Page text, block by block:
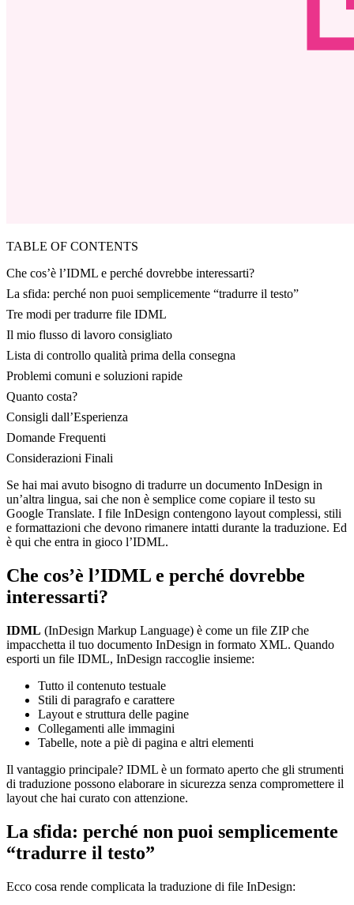
TABLE OF CONTENTS
Che cos’è l’IDML e perché dovrebbe interessarti?
La sfida: perché non puoi semplicemente “tradurre il testo”
Tre modi per tradurre file IDML
Il mio flusso di lavoro consigliato
Lista di controllo qualità prima della consegna
Problemi comuni e soluzioni rapide
Quanto costa?
Consigli dall’Esperienza
Domande Frequenti
Considerazioni Finali
Se hai mai avuto bisogno di tradurre un documento InDesign in
un’altra lingua, sai che non è semplice come copiare il testo su
Google Translate. I file InDesign contengono layout complessi, stili
e formattazioni che devono rimanere intatti durante la traduzione. Ed
è qui che entra in gioco l’IDML.
Che cos’è l’IDML e perché dovrebbe
interessarti?
IDML (InDesign Markup Language) è come un file ZIP che
impacchetta il tuo documento InDesign in formato XML. Quando
esporti un file IDML, InDesign raccoglie insieme:
Tutto il contenuto testuale
Stili di paragrafo e carattere
Layout e struttura delle pagine
Collegamenti alle immagini
Tabelle, note a piè di pagina e altri elementi
Il vantaggio principale? IDML è un formato aperto che gli strumenti
di traduzione possono elaborare in sicurezza senza compromettere il
layout che hai curato con attenzione.
La sfida: perché non puoi semplicemente
“tradurre il testo”
Ecco cosa rende complicata la traduzione di file InDesign: